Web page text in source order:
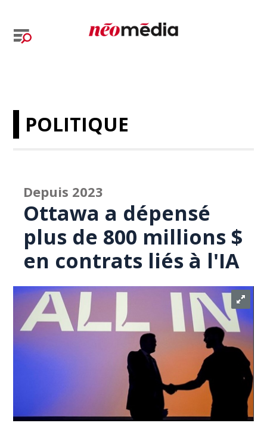
POLITIQUE
Depuis 2023
Ottawa a dépensé
plus de 800 millions $
en contrats liés à l'IA